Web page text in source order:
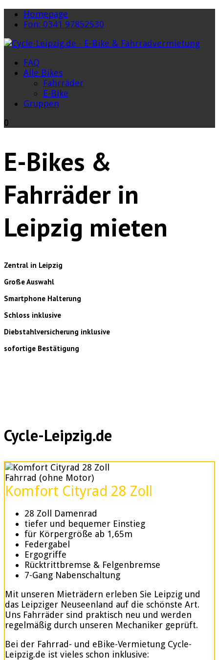
Homepage
Fon: 0341 97852530
FAQ
Alle Bikes
Fahrräder
E-Bike
Gruppen
0
E-Bikes &
Fahrräder in
Leipzig mieten
Zentral in Leipzig
Große Auswahl
Smartphone Halterung
Schloss inklusive
Diebstahlversicherung inklusive
sofortige Bestätigung
Cycle-Leipzig.de
Fahrrad (ohne Motor)
Komfort Cityrad 28 Zoll
28 Zoll Damenrad
tiefer und bequemer Einstieg
für Körpergröße ab 1,65m
Federgabel
Ergogriffe
Rücktrittbremse & Felgenbremse
7-Gang Nabenschaltung
Mit unseren Mieträdern erleben Sie Leipzig und
das Leipziger Neuseenland auf die schönste Art.
Uns Fahrräder sind praktisch neu und werden
regelmäßig durch unseren Mechaniker geprüft.
Bei der Fahrrad- und eBike-Vermietung Cycle-
Leipzig.de ist vieles schon inklusive: